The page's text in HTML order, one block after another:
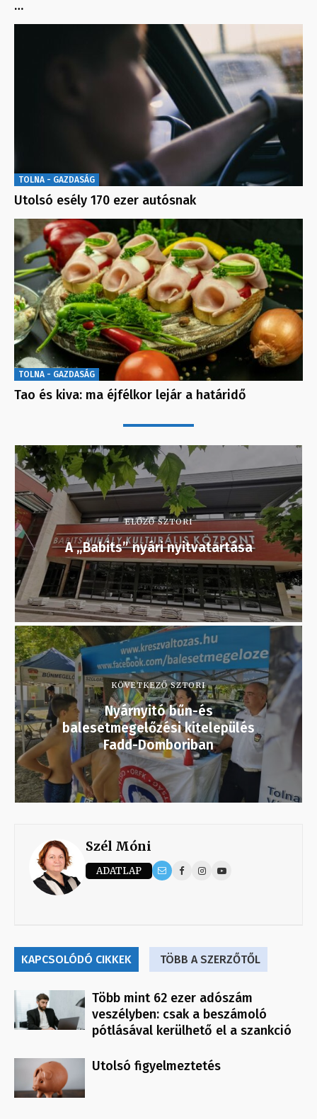
…
TOLNA - GAZDASÁG
Utolsó esély 170 ezer autósnak
TOLNA - GAZDASÁG
Tao és kiva: ma éjfélkor lejár a határidő
ELŐZŐ SZTORI
A „Babits” nyári nyitvatartása
KÖVETKEZŐ SZTORI
Nyárnyitó bűn-és
balesetmegelőzési kitelepülés
Fadd-Domboriban
Szél Móni
ADATLAP
KAPCSOLÓDÓ CIKKEK TÖBB A SZERZŐTŐL
Több mint 62 ezer adószám
veszélyben: csak a beszámoló
pótlásával kerülhető el a szankció
Utolsó figyelmeztetés